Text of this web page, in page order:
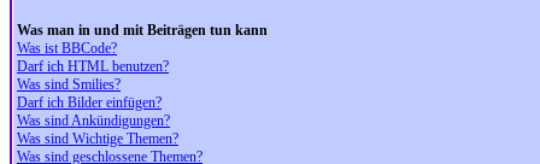
Was man in und mit Beiträgen tun kann
Was ist BBCode?
Darf ich HTML benutzen?
Was sind Smilies?
Darf ich Bilder einfügen?
Was sind Ankündigungen?
Was sind Wichtige Themen?
Was sind geschlossene Themen?